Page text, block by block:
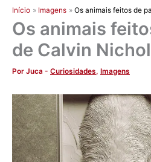
Início Imagens Os animais feitos de
Os animais
de Calvin
Por Juca - Curiosidades, Imagens